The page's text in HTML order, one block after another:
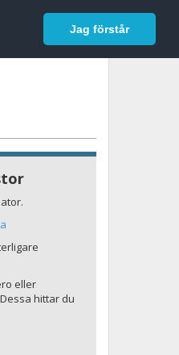
Jag förstår
Logga in
eller
hittar du